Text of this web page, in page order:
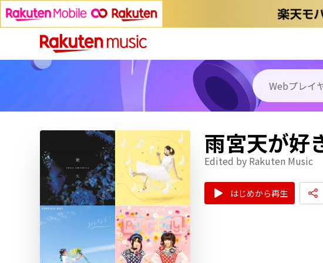
雨宮天が好
Edited by Rakuten Music
はじめから再生